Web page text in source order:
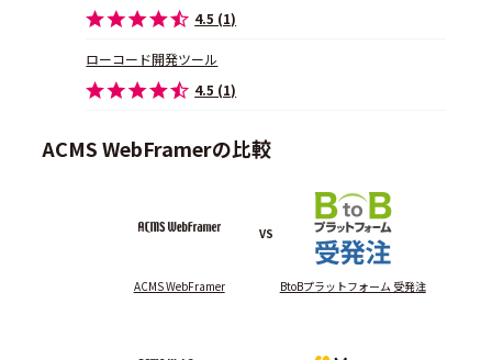
4.5 (1)
ローコード開発ツール
4.5 (1)
ACMS WebFramerの比較
ACMS WebFramer
VS
BtoBプラットフォーム 受発注